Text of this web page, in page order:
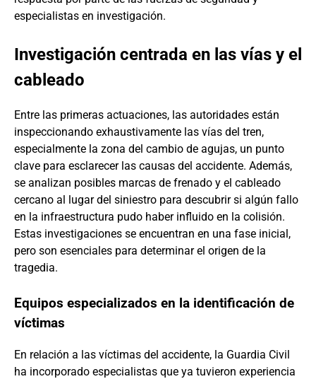
especialistas en investigación.
Investigación centrada en las vías y el
cableado
Entre las primeras actuaciones, las autoridades están
inspeccionando exhaustivamente las vías del tren,
especialmente la zona del cambio de agujas, un punto
clave para esclarecer las causas del accidente. Además,
se analizan posibles marcas de frenado y el cableado
cercano al lugar del siniestro para descubrir si algún fallo
en la infraestructura pudo haber influido en la colisión.
Estas investigaciones se encuentran en una fase inicial,
pero son esenciales para determinar el origen de la
tragedia.
Equipos especializados en la identificación de
víctimas
En relación a las víctimas del accidente, la Guardia Civil
ha incorporado especialistas que ya tuvieron experiencia